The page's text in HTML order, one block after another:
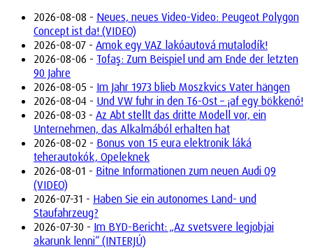
2026-08-08 - Neues, neues Video-Video: Peugeot Polygon
Concept ist da! (VIDEO)
2026-08-07 - Amok egy VAZ lakóautová mutalodík!
2026-08-06 - Tofaş: Zum Beispiel und am Ende der letzten
90 Jahre
2026-08-05 - Im Jahr 1973 blieb Moszkvics Vater hängen
2026-08-04 - Und VW fuhr in den T6-Ost – ¡af egy bökkenő!
2026-08-03 - Az Abt stellt das dritte Modell vor, ein
Unternehmen, das Alkalmából erhalten hat
2026-08-02 - Bonus von 15 eura elektronik láká
teherautokók, Opeleknek
2026-08-01 - Bitne Informationen zum neuen Audi Q9
(VIDEO)
2026-07-31 - Haben Sie ein autonomes Land- und
Staufahrzeug?
2026-07-30 - Im BYD-Bericht: „Az svetsvere legjobjai
akarunk lenni“ (INTERJÚ)